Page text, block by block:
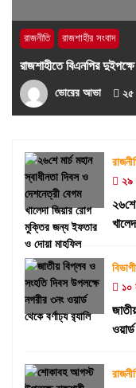
রাজনীতি রাজশাহীর সংবাদ
রাজশাহীতে বিএনপির
ভোরের আভা ২৫
২৯
২৬শে
১০